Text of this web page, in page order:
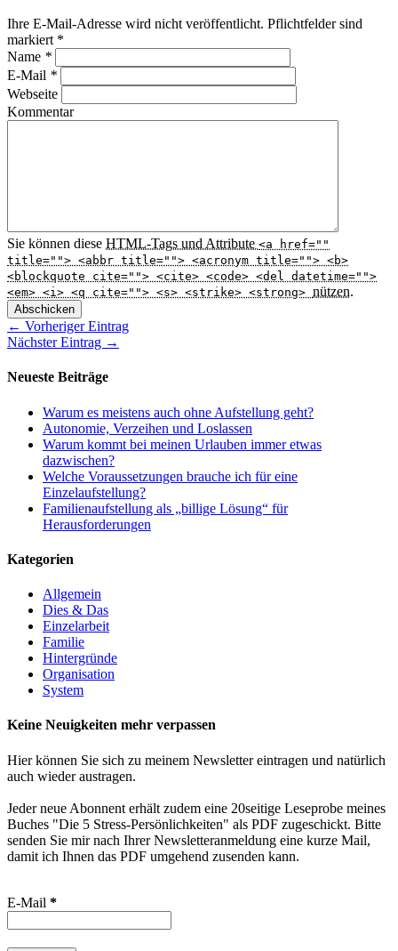
Ihre E-Mail-Adresse wird nicht veröffentlicht. Pflichtfelder sind
markiert *
Name *
E-Mail *
Webseite
Kommentar
Sie können diese HTML-Tags und Attribute <a href=""
title=""> <abbr title=""> <acronym title=""> <b>
<blockquote cite=""> <cite> <code> <del datetime="">
<em> <i> <q cite=""> <s> <strike> <strong> nützen.
Abschicken
← Vorheriger Eintrag
Nächster Eintrag →
Neueste Beiträge
Warum es meistens auch ohne Aufstellung geht?
Autonomie, Verzeihen und Loslassen
Warum kommt bei meinen Urlauben immer etwas
dazwischen?
Welche Voraussetzungen brauche ich für eine
Einzelaufstellung?
Familienaufstellung als „billige Lösung“ für
Herausforderungen
Kategorien
Allgemein
Dies & Das
Einzelarbeit
Familie
Hintergründe
Organisation
System
Keine Neuigkeiten mehr verpassen
Hier können Sie sich zu meinem Newsletter eintragen und natürlich
auch wieder austragen.
Jeder neue Abonnent erhält zudem eine 20seitige Leseprobe meines
Buches "Die 5 Stress-Persönlichkeiten" als PDF zugeschickt. Bitte
senden Sie mir nach Ihrer Newsletteranmeldung eine kurze Mail,
damit ich Ihnen das PDF umgehend zusenden kann.
E-Mail *